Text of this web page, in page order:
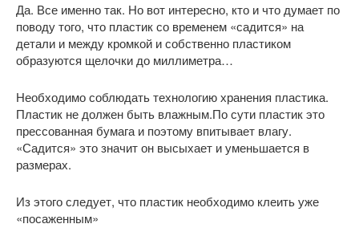
Да. Все именно так. Но вот интересно, кто и что думает по
поводу того, что пластик со временем «садится» на
детали и между кромкой и собственно пластиком
образуются щелочки до миллиметра…
Необходимо соблюдать технологию хранения пластика.
Пластик не должен быть влажным.По сути пластик это
прессованная бумага и поэтому впитывает влагу.
«Садится» это значит он высыхает и уменьшается в
размерах.
Из этого следует, что пластик необходимо клеить уже
«посаженным»